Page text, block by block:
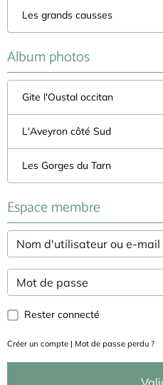
Les grands causses
Album photos
Gite l'Oustal occitan
L'Aveyron côté Sud
Les Gorges du Tarn
Espace membre
Rester connecté
Créer un compte | Mot de passe perdu ?